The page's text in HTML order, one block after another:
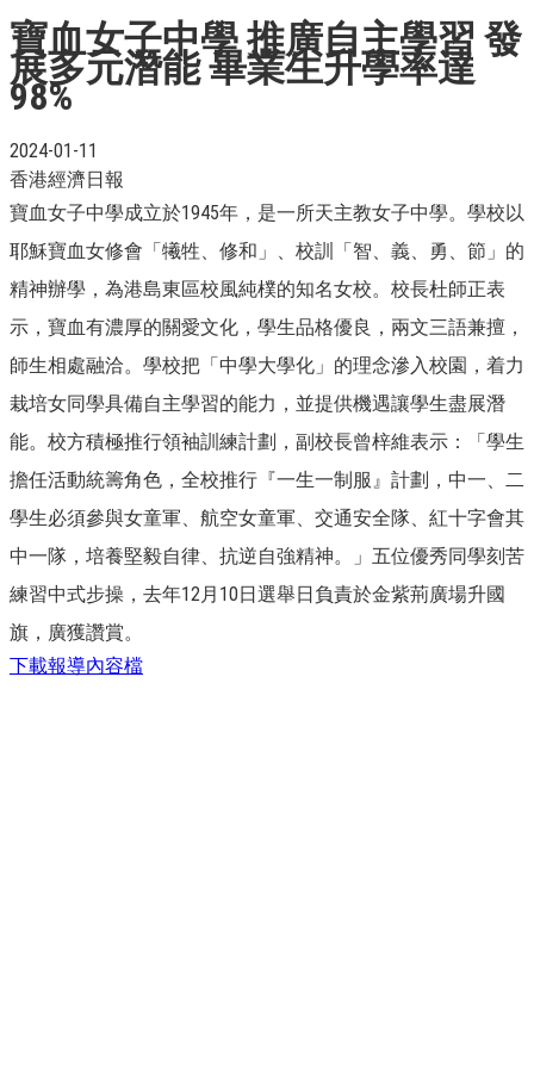
寶血女子中學 推廣自主學習 發
展多元潛能 畢業生升學率達
98%
2024-01-11
香港經濟日報
寶血女子中學成立於1945年，是一所天主教女子中學。學校以
耶穌寶血女修會「犧牲、修和」、校訓「智、義、勇、節」的
精神辦學，為港島東區校風純樸的知名女校。校長杜師正表
示，寶血有濃厚的關愛文化，學生品格優良，兩文三語兼擅，
師生相處融洽。學校把「中學大學化」的理念滲入校園，着力
栽培女同學具備自主學習的能力，並提供機遇讓學生盡展潛
能。校方積極推行領袖訓練計劃，副校長曾梓維表示：「學生
擔任活動統籌角色，全校推行『一生一制服』計劃，中一、二
學生必須參與女童軍、航空女童軍、交通安全隊、紅十字會其
中一隊，培養堅毅自律、抗逆自強精神。」五位優秀同學刻苦
練習中式步操，去年12月10日選舉日負責於金紫荊廣場升國
旗，廣獲讚賞。
下載報導內容檔